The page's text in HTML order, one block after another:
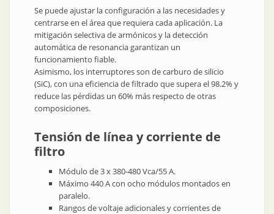
Se puede ajustar la configuración a las necesidades y
centrarse en el área que requiera cada aplicación. La
mitigación selectiva de armónicos y la detección
automática de resonancia garantizan un
funcionamiento fiable.
Asimismo, los interruptores son de carburo de silicio
(SiC), con una eficiencia de filtrado que supera el 98.2% y
reduce las pérdidas un 60% más respecto de otras
composiciones.
Tensión de línea y corriente de
filtro
Módulo de 3 x 380-480 Vca/55 A.
Máximo 440 A con ocho módulos montados en
paralelo.
Rangos de voltaje adicionales y corrientes de